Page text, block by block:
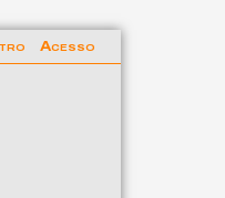
Acesso